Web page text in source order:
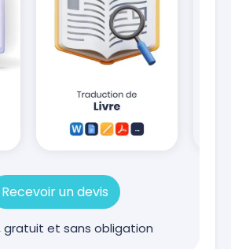
Recevoir un devis
gratuit et sans obligation